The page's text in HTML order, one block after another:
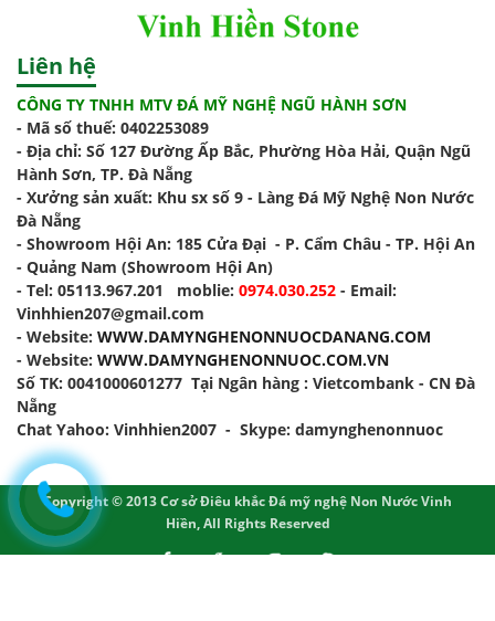
Liên hệ
CÔNG TY TNHH MTV ĐÁ MỸ NGHỆ NGŨ HÀNH SƠN
- Mã số thuế: 0402253089
- Địa chỉ: Số 127 Đường Ấp Bắc, Phường Hòa Hải, Quận Ngũ
Hành Sơn, TP. Đà Nẵng
- Xưởng sản xuất: Khu sx số 9 - Làng Đá Mỹ Nghệ Non Nước
Đà Nẵng
- Showroom Hội An: 185 Cửa Đại - P. Cẩm Châu - TP. Hội An
- Quảng Nam (Showroom Hội An)
- Tel: 05113.967.201 moblie: 0974.030.252 - Email:
Vinhhien207@gmail.com
- Website: WWW.DAMYNGHENONNUOCDANANG.COM
- Website: WWW.DAMYNGHENONNUOC.COM.VN
Số TK: 0041000601277 Tại Ngân hàng : Vietcombank - CN Đà
Nẵng
Chat Yahoo: Vinhhien2007 - Skype: damynghenonnuoc
Copyright © 2013 Cơ sở Điêu khắc Đá mỹ nghệ Non Nước Vinh
Hiền, All Rights Reserved